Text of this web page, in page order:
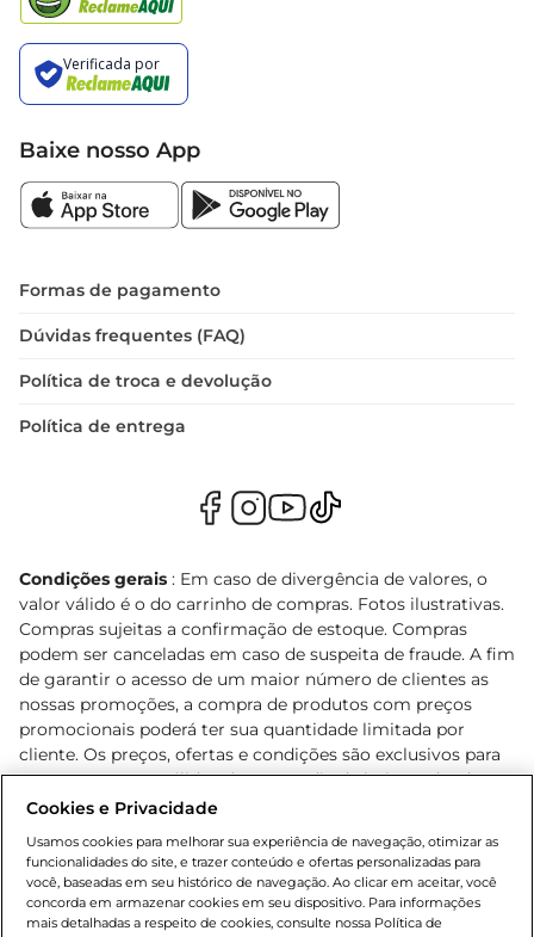
Baixe nosso App
Formas de pagamento
Dúvidas frequentes (FAQ)
Política de troca e devolução
Política de entrega
Condições gerais : Em caso de divergência de valores, o
valor válido é o do carrinho de compras. Fotos ilustrativas.
Compras sujeitas a confirmação de estoque. Compras
podem ser canceladas em caso de suspeita de fraude. A fim
de garantir o acesso de um maior número de clientes as
nossas promoções, a compra de produtos com preços
promocionais poderá ter sua quantidade limitada por
cliente. Os preços, ofertas e condições são exclusivos para
o e-commerce e válidos durante o dia de hoje, podendo
sofrer alterações sem prévia notificação. Proibida a venda
Lei n.º 8069/90, art. 81, inciso II (Estatuto da Criança e do
Adolescente). Preços e condições exclusivos para o
www.bretas.com.br, podendo sofrer alterações sem aviso
prévio. O valor mínimo para as compras on-line é de R$
Cookies e Privacidade
Usamos cookies para melhorar sua experiência de navegação, otimizar as
funcionalidades do site, e trazer conteúdo e ofertas personalizadas para
você, baseadas em seu histórico de navegação. Ao clicar em aceitar, você
concorda em armazenar cookies em seu dispositivo. Para informações
mais detalhadas a respeito de cookies, consulte nossa Política de